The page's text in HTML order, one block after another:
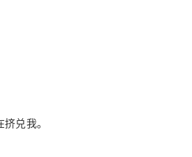
兑我。